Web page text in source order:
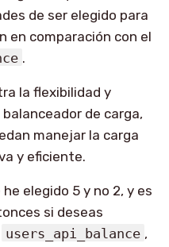
de ser elegido para
en comparación con el
.
la flexibilidad y
balanceador de carga,
manejar la carga
y eficiente.
elegido 5 y no 2, y es
si deseas
users_api_balance ,